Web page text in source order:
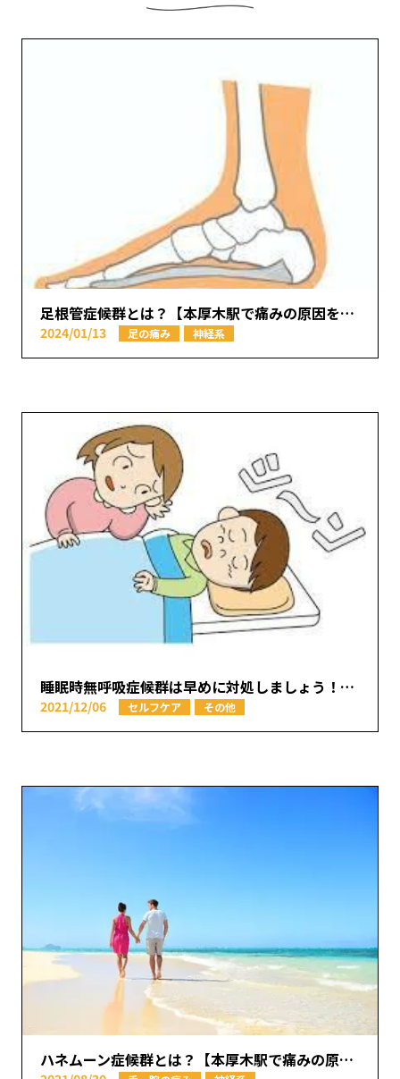
足根管症候群とは？【本厚木駅で痛みの原因を取り除く あかつき整骨院】
2024/01/13 足の痛み 神経系
睡眠時無呼吸症候群は早めに対処しましょう！【本厚木駅で痛みの原因を取り除く あかつき整骨院】
2021/12/06 セルフケア その他
ハネムーン症候群とは？【本厚木駅で痛みの原因を取り除く あかつき整骨院】